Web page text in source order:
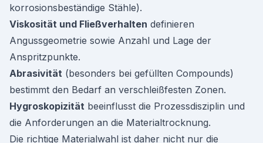
korrosionsbeständige Stähle).
Viskosität und Fließverhalten definieren
Angussgeometrie sowie Anzahl und Lage der
Anspritzpunkte.
Abrasivität (besonders bei gefüllten Compounds)
bestimmt den Bedarf an verschleißfesten Zonen.
Hygroskopizität beeinflusst die Prozessdisziplin und
die Anforderungen an die Materialtrocknung.
Die richtige Materialwahl ist daher nicht nur die